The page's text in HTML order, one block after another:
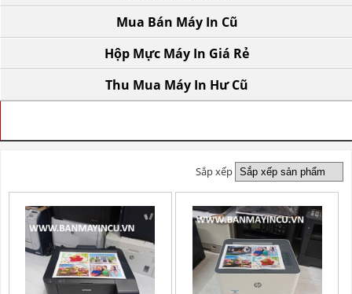
Mua Bán Máy In Cũ
Hộp Mực Máy In Giá Rẻ
Thu Mua Máy In Hư Cũ
Sắp xếp